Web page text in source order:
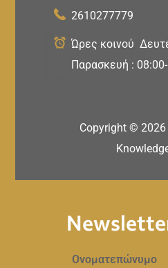
2610277779
Ώρες κοινού
Παρασκευή :
Copyright © 2026